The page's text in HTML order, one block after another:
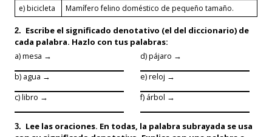
e) bicicleta
Mamífero felino doméstico de pequeño tamaño.
2. Escribe el significado denotativo (el del diccionario) de
cada palabra. Hazlo con tus palabras:
a) mesa →
b) agua →
c) libro →
d) pájaro →
e) reloj →
f) árbol →
3. Lee las oraciones. En todas, la palabra subrayada se usa